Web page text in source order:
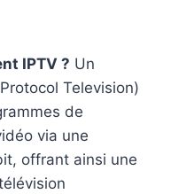
IPTV ? Un
Television)
de
via une
offrant ainsi une